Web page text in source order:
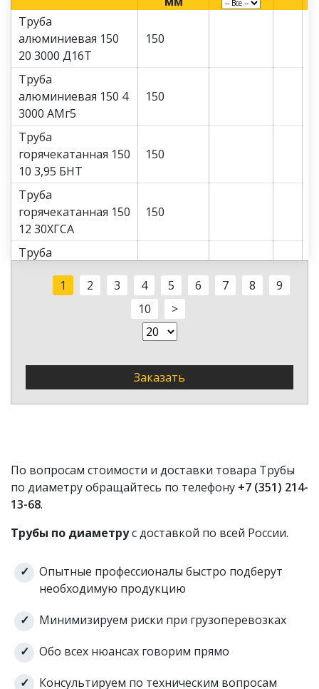
Труба
алюминиевая 150
20 3000 Д16Т
150
Труба
алюминиевая 150 4
3000 АМг5
150
Труба
горячекатанная 150
10 3,95 БНТ
150
Труба
горячекатанная 150
12 30ХГСА
150
Труба
150
Труба
8 15Х5М
150
Труба профильная
150х150 4 12м
Ст3сп5
150
150х100 4 12м
150
Труба профильная
150х100 4 12000
150
Труба профильная
ГОСТ 30245-2003
ГОСТ
2003
Труба профильная
1 2 3 4 5 6 7 8
9
10
>
Заказать
По вопросам стоимости и доставки товара Трубы
по диаметру обращайтесь по телефону +7 (351) 214-
13-68.
Трубы по диаметрус доставкой по всей России.
Опытные профессионалы быстро подберут
необходимую продукцию
Минимизируем риски при грузоперевозках
Обо всех нюансах говорим прямо
Консультируем по техническим вопросам